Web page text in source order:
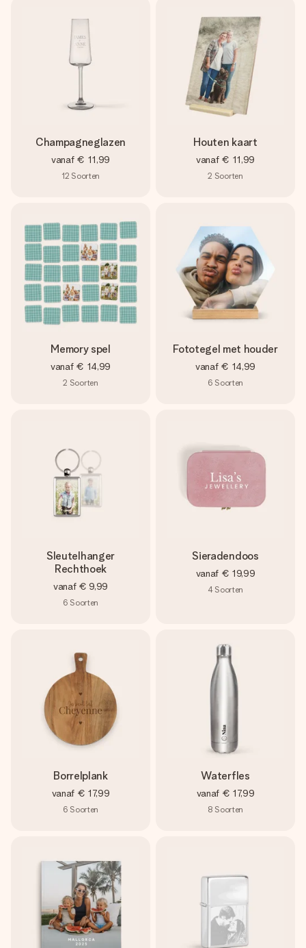
Champagneglazen
vanaf € 11,99
12 Soorten
Houten kaart
vanaf € 11,99
2 Soorten
Memory spel
vanaf € 14,99
2 Soorten
Fototegel met houder
vanaf € 14,99
6 Soorten
Sleutelhanger
Rechthoek
vanaf € 9,99
6 Soorten
Sieradendoos
vanaf € 19,99
4 Soorten
Borrelplank
vanaf € 17,99
6 Soorten
Waterfles
vanaf € 17,99
8 Soorten